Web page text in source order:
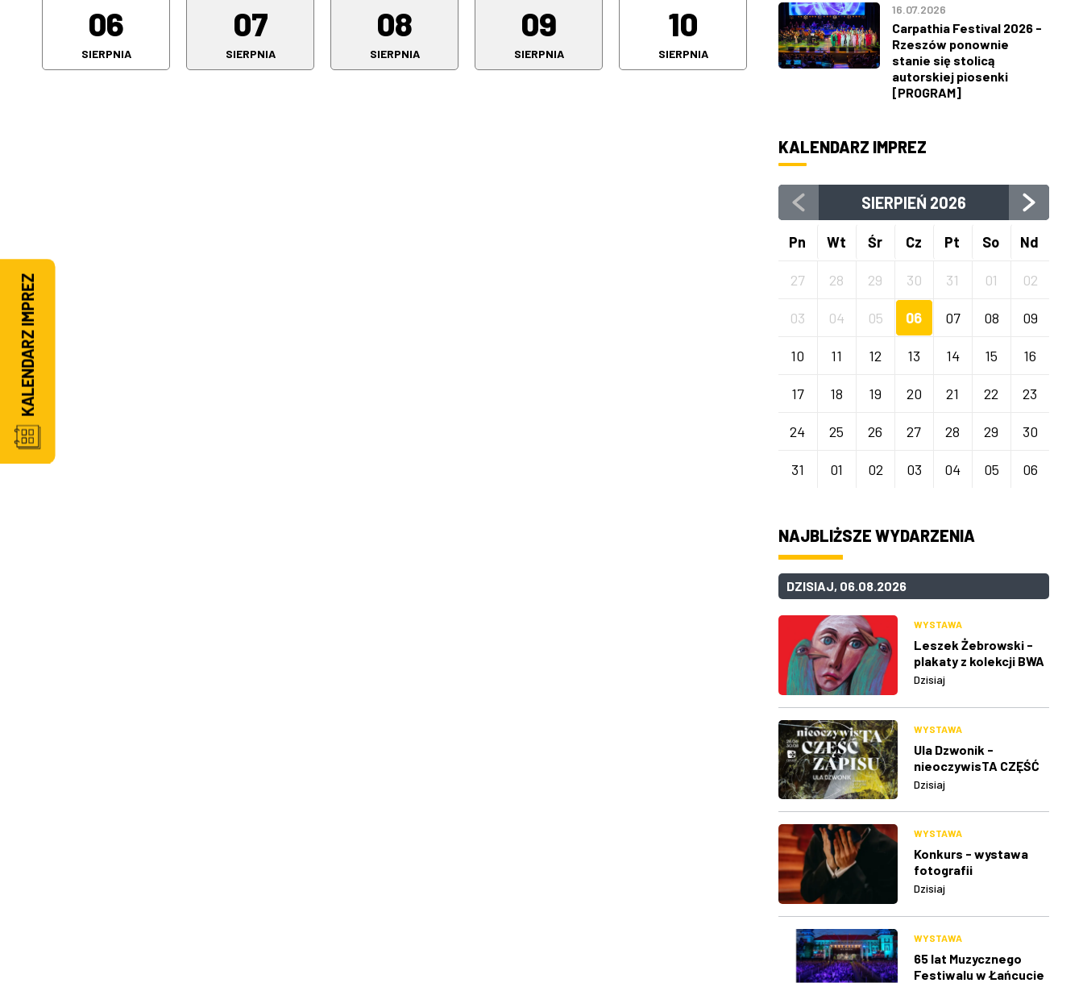
06
SIERPNIA
07
SIERPNIA
08
SIERPNIA
09
SIERPNIA
10
SIERPNIA
11
SIERPNIA
12
SIERPNIA
16.07.2026
Carpathia Festival 2026 -
Rzeszów ponownie
stanie się stolicą
autorskiej piosenki
[PROGRAM]
KALENDARZ IMPREZ
SIERPIEŃ 2026
Pn Wt Śr Cz Pt So Nd
27 28 29 30 31 01 02
03 04 05 06 07 08 09
10 11 12 13 14 15 16
17 18 19 20 21 22 23
24 25 26 27 28 29 30
31 01 02 03 04 05 06
NAJBLIŻSZE WYDARZENIA
DZISIAJ, 06.08.2026
WYSTAWA
Leszek Żebrowski -
plakaty z kolekcji BWA
w Rzeszowie
Dzisiaj
WYSTAWA
Ula Dzwonik -
nieoczywisTA CZĘŚĆ
ZAPISU
Dzisiaj
WYSTAWA
Konkurs - wystawa
fotografii
Dzisiaj
WYSTAWA
65 lat Muzycznego
Festiwalu w Łańcucie
KALENDARZ IMPREZ